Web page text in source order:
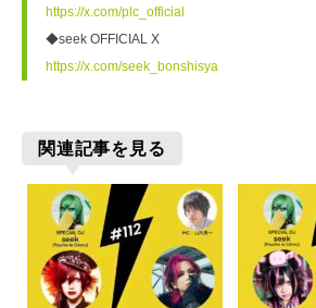
https://x.com/plc_official
◆seek OFFICIAL X
https://x.com/seek_bonshisya
関連記事を見る